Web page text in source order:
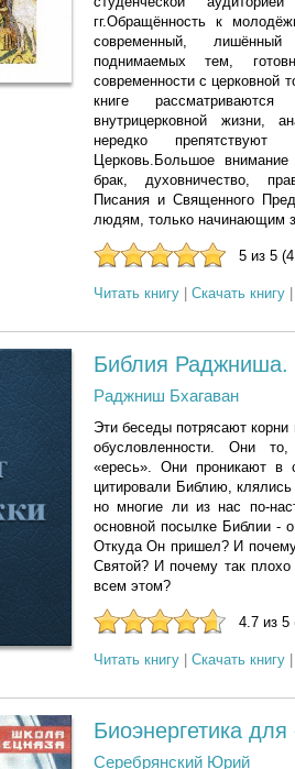
гг.Обращённость к
современный,
поднимаемых тем,
современности с церковной
книге
внутрицерковной жизни,
нередко
Церковь.Большое
брак, духовничество,
Писания и Священного
людям, только начинающим
5 из 5
Читать книгу Скачать книгу
Библия Раджниша.
Раджниш Бхагаван
Эти беседы потрясают
обусловленности. Они
«ересь». Они проникают в
цитировали Библию,
но многие ли из нас по-
основной посылке Библии -
Откуда Он пришел? И
Святой? И почему так
всем этом?
4.7 из 5
Читать книгу Скачать книгу
Биоэнергетика
Серебрянский Юрий